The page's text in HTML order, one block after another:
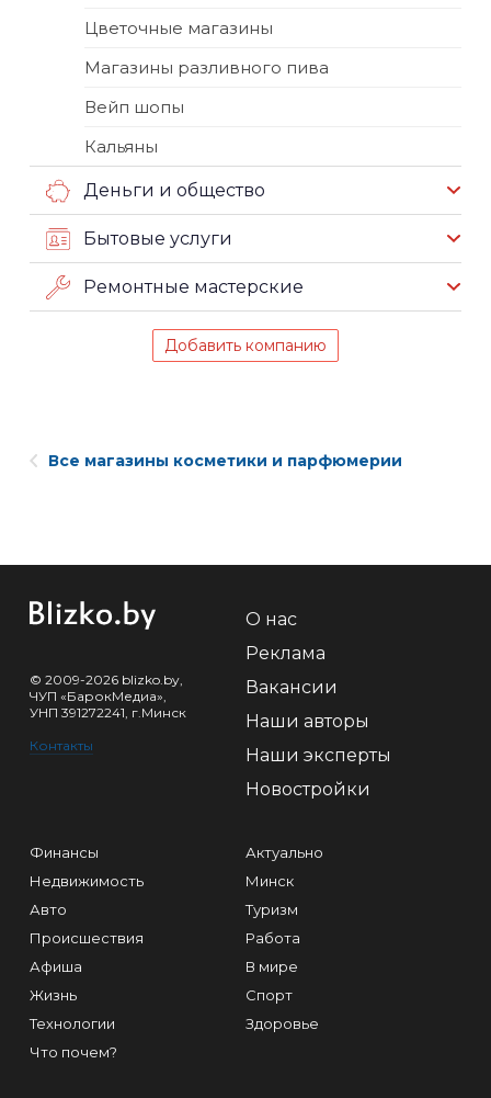
Цветочные магазины
Магазины разливного пива
Вейп шопы
Кальяны
Деньги и общество
Бытовые услуги
Ремонтные мастерские
Добавить компанию
Все магазины косметики и парфюмерии
© 2009-2026 blizko.by,
ЧУП «БарокМедиа»,
УНП 391272241, г.Минск
Контакты
О нас
Реклама
Вакансии
Наши авторы
Наши эксперты
Новостройки
Финансы
Недвижимость
Авто
Происшествия
Афиша
Жизнь
Технологии
Что почем?
Актуально
Минск
Туризм
Работа
В мире
Спорт
Здоровье